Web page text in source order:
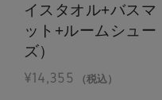
イスタオル+バスマ
ット+ルームシュー
ズ）
¥14,355 （税込）